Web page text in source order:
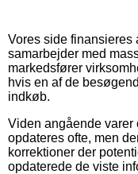
Vores side
samarbejder med
markedsfører
hvis en af de
indkøb.
Viden angående
opdateres ofte, men
korrektioner der
opdaterede de viste